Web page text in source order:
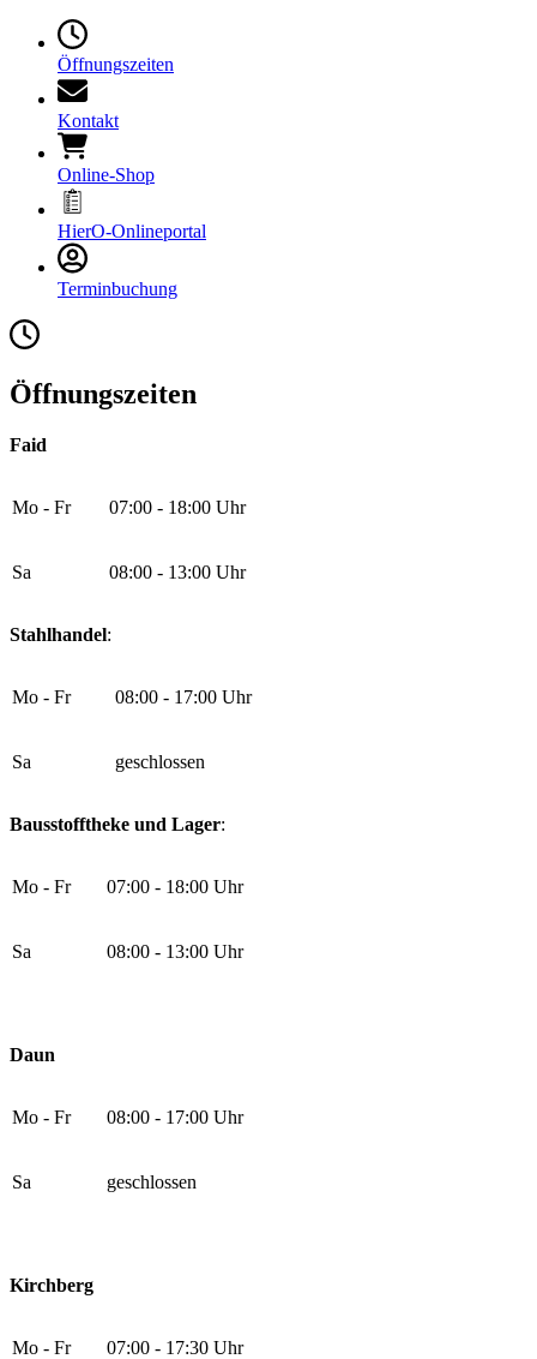
Öffnungszeiten
Kontakt
Online-Shop
HierO-Onlineportal
Terminbuchung
Öffnungszeiten
Faid
Mo - Fr 07:00 - 18:00 Uhr
Sa 08:00 - 13:00 Uhr
Stahlhandel:
Mo - Fr 08:00 - 17:00 Uhr
Sa geschlossen
Bausstofftheke und Lager:
Mo - Fr 07:00 - 18:00 Uhr
Sa 08:00 - 13:00 Uhr
Daun
Mo - Fr 08:00 - 17:00 Uhr
Sa geschlossen
Kirchberg
Mo - Fr 07:00 - 17:30 Uhr